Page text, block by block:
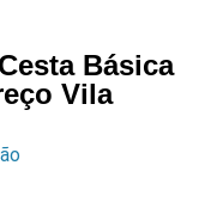
Básica
Vila